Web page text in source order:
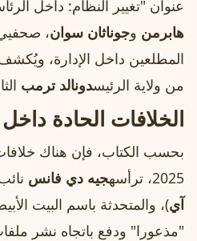
عنوان "تغيير النظام: داخل
هابرمن وجوناثان سوان،
من ولاية الرئيسدونالد ترمب
الخلافات الحادة
2025، ترأسه
جيه دي فانس
آي)، والمتحدثة باسم البيت
"مذعورا" ودفع باتجاه نشر